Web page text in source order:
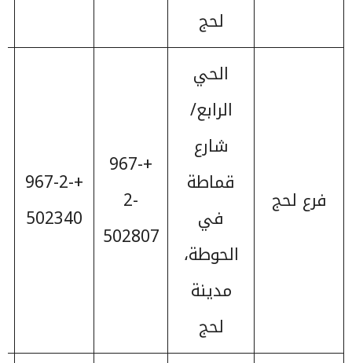
لحج
فرع لحج
الحي
الرابع/
شارع
قماطة
في
الحوطة،
مدينة
لحج
+967-
2-
502807
+967-2-
502340